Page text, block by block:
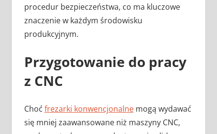
procedur bezpieczeństwa, co ma kluczowe
znaczenie w każdym środowisku
produkcyjnym.
Przygotowanie do pracy
z CNC
Choć frezarki konwencjonalnemogą wydawać
się mniej zaawansowane niż maszyny CNC,